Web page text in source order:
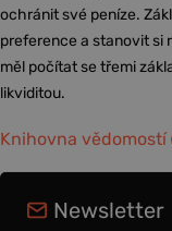
ochránit své peníze.
preference a stanovit si
měl počítat se třemi
likviditou.
Knihovna vědomostí
Newsletter